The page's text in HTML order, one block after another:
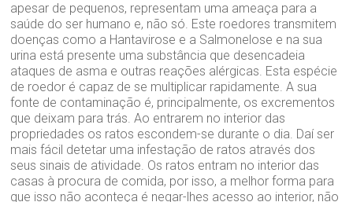
apesar de pequenos, representam uma ameaça para a
saúde do ser humano e, não só. Este roedores transmitem
doenças como a Hantavirose e a Salmonelose e na sua
urina está presente uma substância que desencadeia
ataques de asma e outras reações alérgicas. Esta espécie
de roedor é capaz de se multiplicar rapidamente. A sua
fonte de contaminação é, principalmente, os excrementos
que deixam para trás. Ao entrarem no interior das
propriedades os ratos escondem-se durante o dia. Daí ser
mais fácil detetar uma infestação de ratos através dos
seus sinais de atividade. Os ratos entram no interior das
casas à procura de comida, por isso, a melhor forma para
que isso não aconteça é negar-lhes acesso ao interior, não